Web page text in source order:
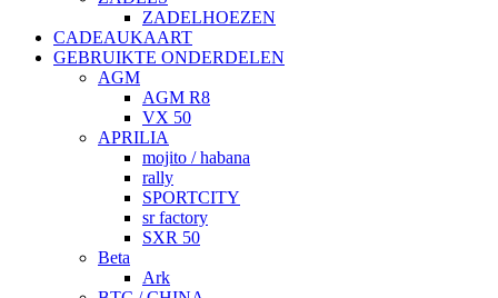
ZADELHOEZEN
CADEAUKAART
GEBRUIKTE ONDERDELEN
AGM
AGM R8
VX 50
APRILIA
mojito / habana
rally
SPORTCITY
sr factory
SXR 50
Beta
Ark